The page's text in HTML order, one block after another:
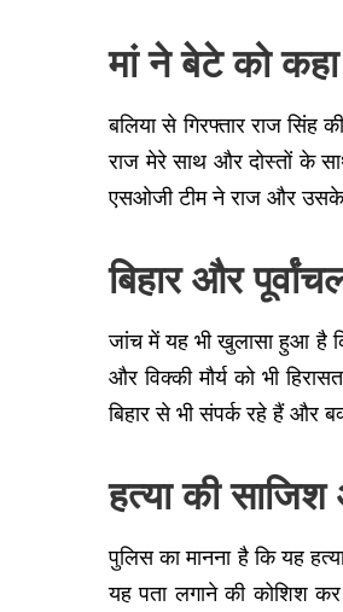
मां ने बेटे को
बलिया से गिरफ्तार राज सिंह
राज मेरे साथ और दोस्तों के
एसओजी टीम ने राज और उसके
बिहार और
जांच में यह भी खुलासा हुआ है
और विक्की मौर्य को भी
बिहार से भी संपर्क रहे हैं और
हत्या की
पुलिस का मानना है कि यह
यह पता लगाने की कोशिश